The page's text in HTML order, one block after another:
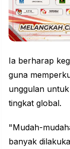
Ia berharap
guna
unggulan
tingkat global.
"Mudah-
banyak